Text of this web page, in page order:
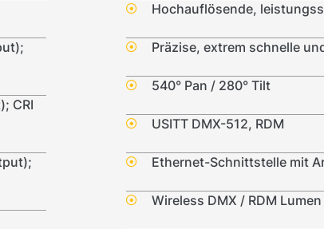
CRI
Hochauflösende,
Präzise, extrem schnelle
540° Pan / 280° Tilt
USITT DMX-512, RDM
Ethernet-Schnittstelle mit
Wireless DMX / RDM